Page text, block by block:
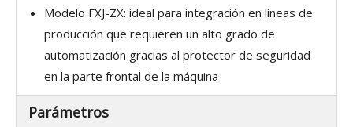
Modelo FXJ-ZX: ideal para integración en líneas de
producción que requieren un alto grado de
automatización gracias al protector de seguridad
en la parte frontal de la máquina
Parámetros